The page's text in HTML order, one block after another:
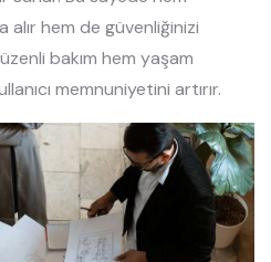
alır hem de güvenliğinizi
bakım hem yaşam
memnuniyetini artırır.